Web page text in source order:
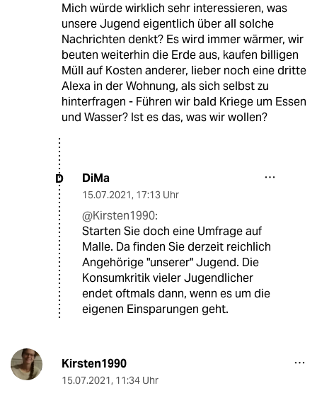
Mich würde wirklich sehr interessieren, was
unsere Jugend eigentlich über all solche
Nachrichten denkt? Es wird immer wärmer, wir
beuten weiterhin die Erde aus, kaufen billigen
Müll auf Kosten anderer, lieber noch eine dritte
Alexa in der Wohnung, als sich selbst zu
hinterfragen - Führen wir bald Kriege um Essen
und Wasser? Ist es das, was wir wollen?
D DiMa
15.07.2021, 17:13 Uhr
@Kirsten1990:
Starten Sie doch eine Umfrage auf
Malle. Da finden Sie derzeit reichlich
Angehörige "unserer" Jugend. Die
Konsumkritik vieler Jugendlicher
endet oftmals dann, wenn es um die
eigenen Einsparungen geht.
Kirsten1990
15.07.2021, 11:34 Uhr